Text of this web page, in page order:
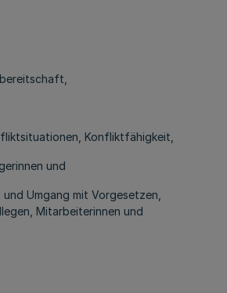
Konfliktfähigkeit,
und
Umgang mit Vorgesetzen,
Mitarbeiterinnen und